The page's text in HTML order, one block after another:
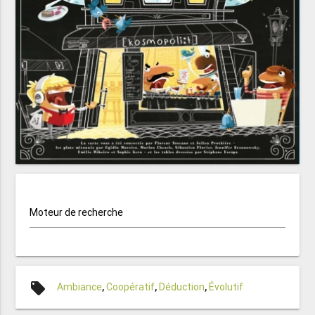
Moteur de recherche
local_offer Ambiance,Coopératif,Déduction,Évolutif